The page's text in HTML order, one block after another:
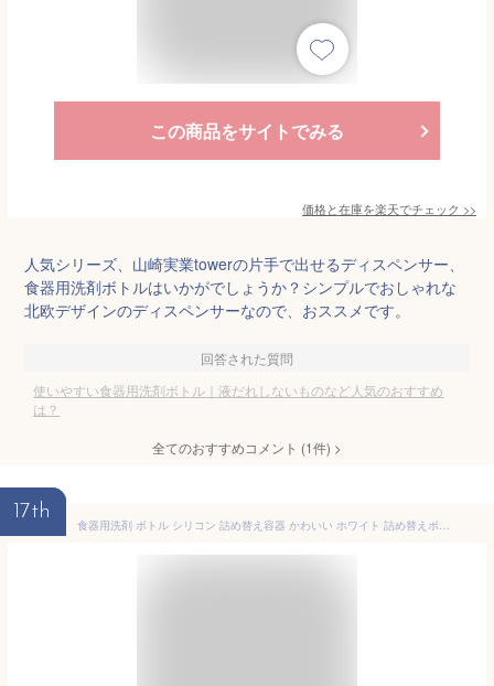
この商品をサイトでみる
価格と在庫を楽天でチェック >>
人気シリーズ、山崎実業towerの片手で出せるディスペンサー、
食器用洗剤ボトルはいかがでしょうか？シンプルでおしゃれな
北欧デザインのディスペンサーなので、おススメです。
回答された質問
使いやすい食器用洗剤ボトル｜液だれしないものなど人気のおすすめ
は？
全てのおすすめコメント (1件) >
17th
食器用洗剤 ボトル シリコン 詰め替え容器 かわいい ホワイト 詰め替えボトル シンプル おすすめ おしゃれ 人気 モノトーン 洗剤ボトル モダン キッチン ディスペンサー